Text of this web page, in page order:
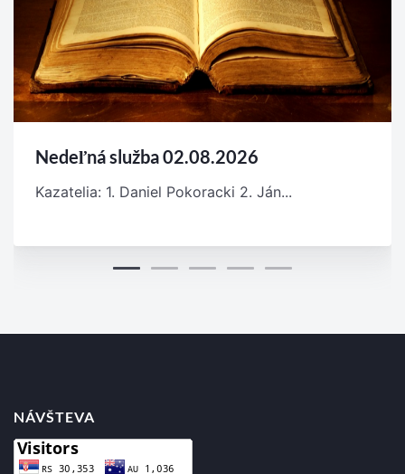
Nedeľná služba 02.08.2026
Kazatelia: 1. Daniel Pokoracki 2. Ján...
NÁVŠTEVA